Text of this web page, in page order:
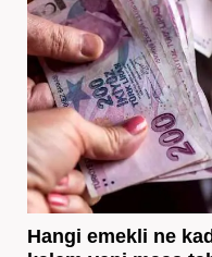
Hangi emekli ne